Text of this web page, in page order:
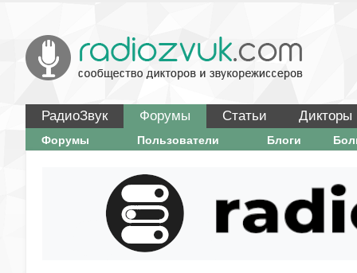
РадиоЗвук Форумы Статьи Дикторы
Форумы Пользователи Блоги